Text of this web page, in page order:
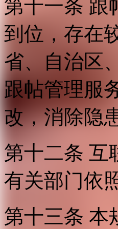
第十一条 跟
到位，存在
省、自治区
跟帖管理服
改，消除隐
第十二条 互
有关部门依
第十三条 本